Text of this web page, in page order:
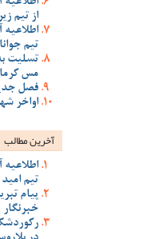
از تیم زیر 18 ساله های خود
تیم
تسلیت
مس
فصل
اواخر
آخرین مطالب
تیم
پیام
خبرنگار